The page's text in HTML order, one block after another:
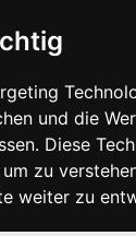
und die
Diese
zu
weiter zu
stellen
Fragen